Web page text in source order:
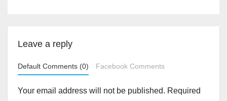
Leave a reply
Default Comments (0) Facebook Comments
Your email address will not be published. Required